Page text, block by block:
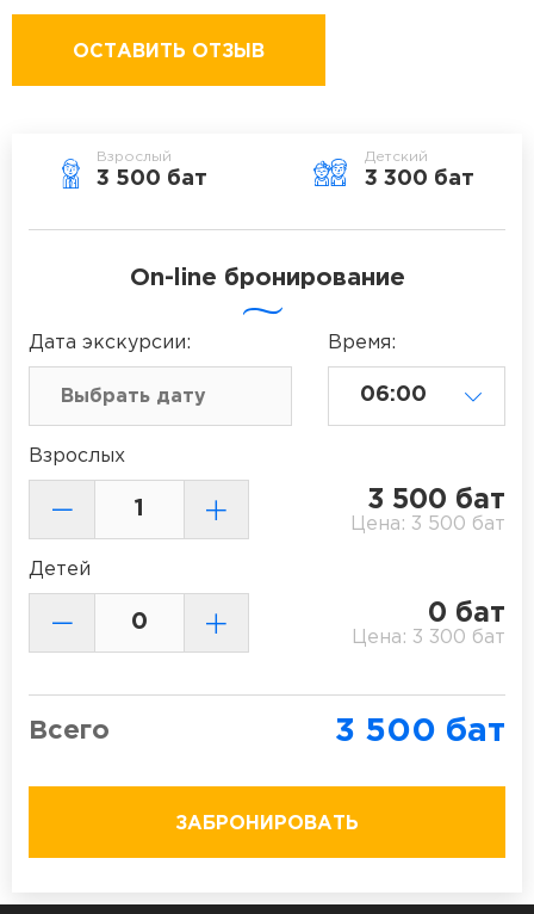
ОСТАВИТЬ ОТЗЫВ
Взрослый
3 500 бат
Детский
3 300 бат
On-line бронирование
Дата экскурсии: Время:
Взрослых
3 500 бат
Цена: 3 500 бат
Детей
0 бат
Цена: 3 300 бат
Всего 3 500 бат
ЗАБРОНИРОВАТЬ